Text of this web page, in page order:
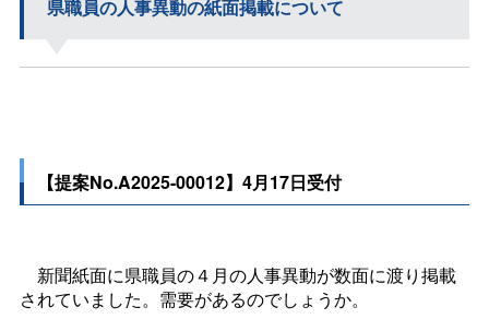
県職員の人事異動の紙面掲載について
【提案No.A2025-00012】4月17日受付
新聞紙面に県職員の４月の人事異動が数面に渡り掲載
されていました。需要があるのでしょうか。